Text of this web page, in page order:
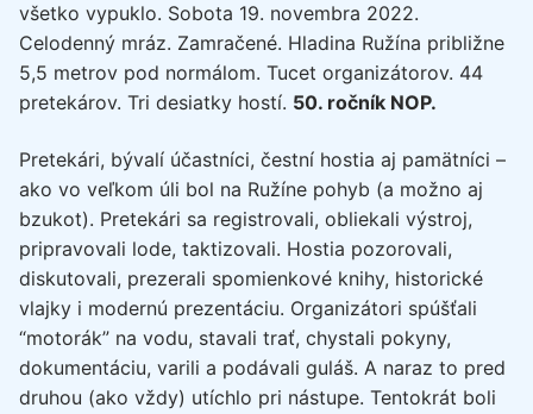
všetko vypuklo. Sobota 19. novembra 2022.
Celodenný mráz. Zamračené. Hladina Ružína približne
5,5 metrov pod normálom. Tucet organizátorov. 44
pretekárov. Tri desiatky hostí. 50. ročník NOP.
Pretekári, bývalí účastníci, čestní hostia aj pamätníci –
ako vo veľkom úli bol na Ružíne pohyb (a možno aj
bzukot). Pretekári sa registrovali, obliekali výstroj,
pripravovali lode, taktizovali. Hostia pozorovali,
diskutovali, prezerali spomienkové knihy, historické
vlajky i modernú prezentáciu. Organizátori spúšťali
“motorák” na vodu, stavali trať, chystali pokyny,
dokumentáciu, varili a podávali guláš. A naraz to pred
druhou (ako vždy) utíchlo pri nástupe. Tentokrát boli